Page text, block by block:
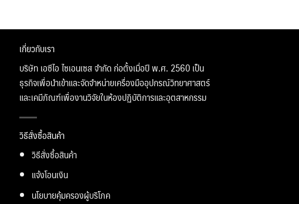
เกี่ยวกับเรา
บริษัท เอซีไอ ไซเอนเซส จำกัด ก่อตั้งเมื่อปี พ.ศ. 2560 เป็น
ธุรกิจเพื่อนำเข้าและจัดจำหน่ายเครื่องมืออุปกรณ์วิทยาศาสตร์
และเคมีภัณฑ์เพื่องานวิจัยในห้องปฏิบัติการและอุตสาหกรรม
วิธีสั่งซื้อสินค้า
วิธีสั่งซื้อสินค้า
แจ้งโอนเงิน
นโยบายคุ้มครองผู้บริโภค